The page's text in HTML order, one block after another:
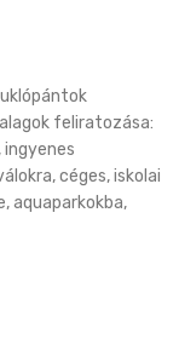
feliratozása:
céges, iskolai
aquaparkokba,